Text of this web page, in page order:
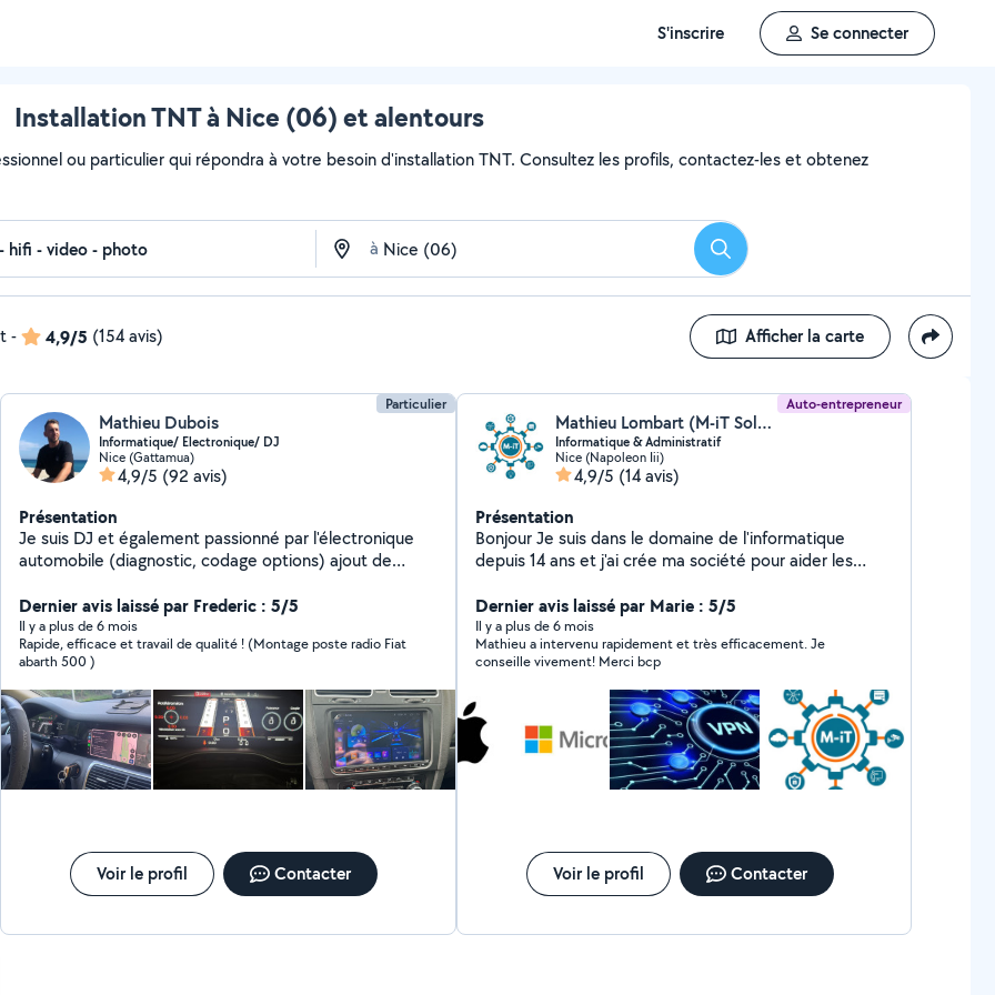
S'inscrire Se connecter
Installation TNT à Nice (06) et alentours
ou particulier qui répondra à votre besoin d'installation TNT. Consultez les profils, contactez-les et obtenez
à Rechercher
- 4,9/5 (154 avis) Afficher la carte
Particulier
Mathieu Dubois
Informatique/ Electronique/ DJ
Nice (Gattamua)
4,9/5 (92 avis)
Présentation
Je suis DJ et également passionné par l'électronique
automobile (diagnostic, codage options) ajout de
de me déplacer dans le 06 : Nice, Antibes, Cannes,
Cagnes sur Mer, Villeneuve Loubet, Saint Laurent du
Var, Monaco
Dernier avis laissé par Frederic : 5/5
Il y a plus de 6 mois
Rapide, efficace et travail de qualité ! (Montage poste radio Fiat
abarth 500 )
Voir le profil Contacter
Auto-entrepreneur
Mathieu Lombart (M-iT Solutions Informatiques)
Informatique & Administratif
Nice (Napoleon Iii)
4,9/5 (14 avis)
Présentation
Bonjour Je suis dans le domaine de l'informatique
depuis 14 ans et j'ai crée ma société pour aider les
différentes prestations que je peux réaliser pour vous :
-> Mise en place de logiciel ERP/CRM -Formation sur de
la bureautique -Création et paramétrage et ordinateur
-Création site internet -Sécurité informatique -Gestion
réseaux -Intelligence Artificielle -> Nettoyage &
entretien (j'ai en gestion un airbnb depuis 2 ans)
Ménage, entrée, sortie, gestion événements,
Nettoyage chez particuliers -> Administratif et
Comptabilité Administratif, Gestion du budget, Aide à
Dernier avis laissé par Marie : 5/5
Il y a plus de 6 mois
Mathieu a intervenu rapidement et très efficacement. Je
conseille vivement! Merci bcp
Voir le profil Contacter